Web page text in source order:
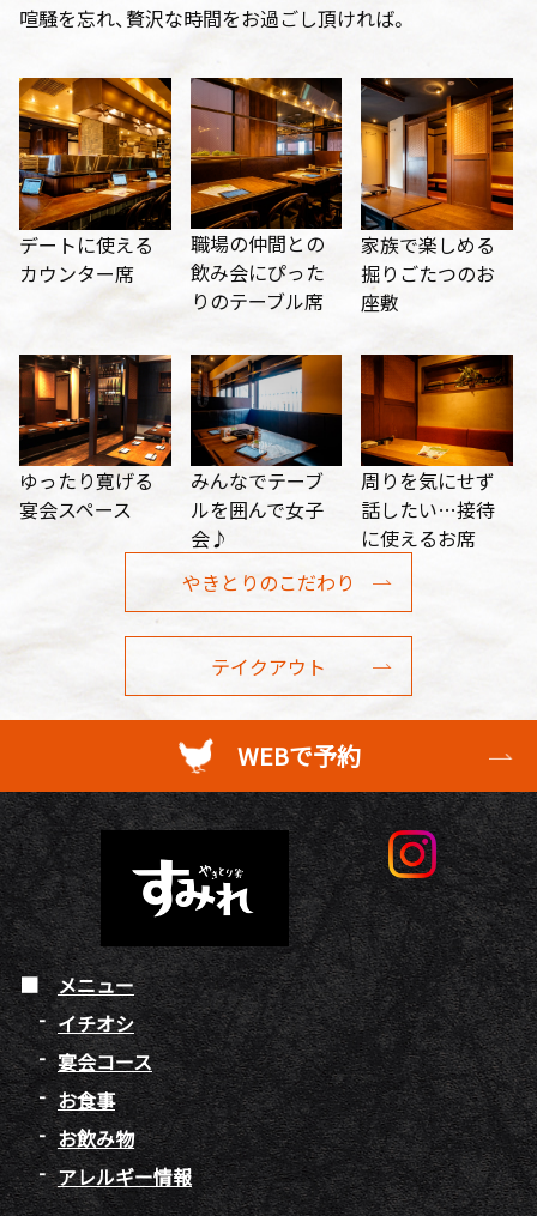
喧騒を忘れ、贅沢な時間をお過ごし頂ければ。
デートに使える
カウンター席
職場の仲間との
飲み会にぴった
りのテーブル席
家族で楽しめる
掘りごたつのお
座敷
ゆったり寛げる
宴会スペース
みんなでテーブ
ルを囲んで女子
会♪
周りを気にせず
話したい…接待
に使えるお席
やきとりのこだわり
テイクアウト
WEBで予約
メニュー
イチオシ
宴会コース
お食事
お飲み物
アレルギー情報